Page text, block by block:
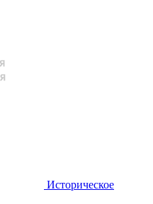
Историческое